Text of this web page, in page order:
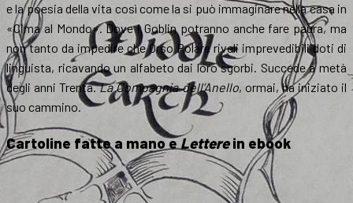
e la poesia della vita così come la si può immaginare nella casa in
«Cima al Mondo». Dove i Goblin potranno anche fare paura, ma
non tanto da impedire che Orso Polare riveli imprevedibili doti di
linguista, ricavando un alfabeto dai loro sgorbi. Succede a metà
degli anni Trenta.La Compagnia dell’Anello, ormai, ha iniziato il
suo cammino.
Cartoline fatte a mano eLetterein ebook